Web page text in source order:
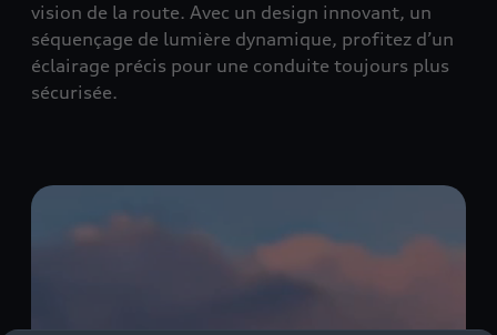
vision de la route. Avec un design innovant, un
séquençage de lumière dynamique, profitez d’un
éclairage précis pour une conduite toujours plus
sécurisée.